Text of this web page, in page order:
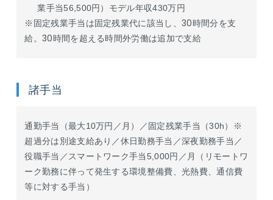
業手当56,500円）モデル年収430万円
※固定残業手当は固定残業代に該当し、30時間分を支
給。30時間を超える時間外労働は追加で支給
諸手当
通勤手当（最大10万円／月）／固定残業手当（30h）※
超過分は別途支給あり／休日勤務手当／深夜勤務手当／
役職手当／スマートワーク手当5,000円／月（リモートワ
ーク勤務に伴って発生する環境整備費、光熱費、通信費
等に対する手当）